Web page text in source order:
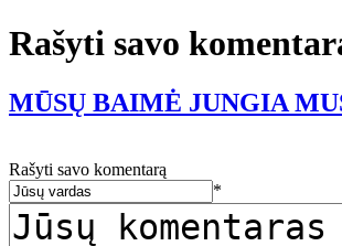
Rašyti savo
MŪSŲ BAIMĖ JUNGIA
Rašyti savo komentarą
*